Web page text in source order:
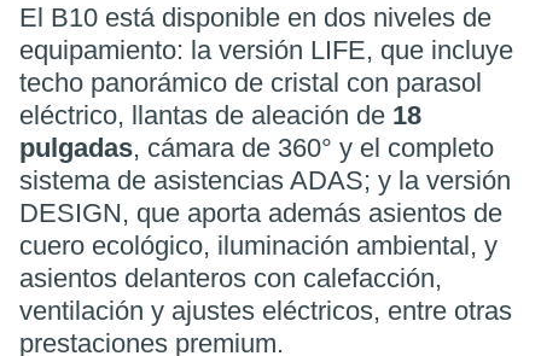
El B10 está disponible en dos niveles de
equipamiento: la versión LIFE, que incluye
techo panorámico de cristal con parasol
eléctrico, llantas de aleación de 18
pulgadas, cámara de 360° y el completo
sistema de asistencias ADAS; y la versión
DESIGN, que aporta además asientos de
cuero ecológico, iluminación ambiental, y
asientos delanteros con calefacción,
ventilación y ajustes eléctricos, entre otras
prestaciones premium.